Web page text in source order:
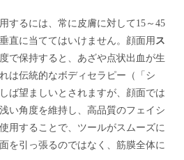
するには、常に皮膚に対して15～45
直に当ててはいけません。顔面用 ス
で保持すると、あざや点状出血が生
は伝統的なボディセラピー（「シ
ば望ましいとされますが、顔面では
い角度を維持し、高品質のフェイシ
用することで、ツールがスムーズに
を引っ張るのではなく、筋膜全体に